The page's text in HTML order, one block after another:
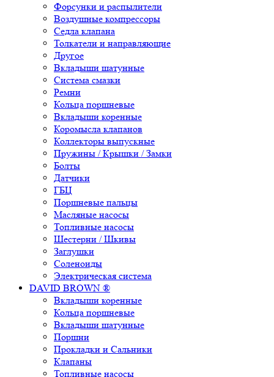
Форсунки и распылители
Воздушные компрессоры
Седла клапана
Толкатели и направляющие
Другое
Вкладыши шатунные
Система смазки
Ремни
Кольца поршневые
Вкладыши коренные
Коромысла клапанов
Коллекторы выпускные
Пружины / Крышки / Замки
Болты
Датчики
ГБЦ
Поршневые пальцы
Масляные насосы
Топливные насосы
Шестерни / Шкивы
Заглушки
Соленоиды
Электрическая система
DAVID BROWN ®
Вкладыши коренные
Кольца поршневые
Вкладыши шатунные
Поршни
Прокладки и Сальники
Клапаны
Топливные насосы